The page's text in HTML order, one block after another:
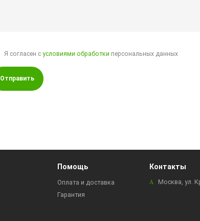
Я согласен сусловиями обработки персональных данных
Отправить
Помощь
Оплата и доставка
Гарантия
Контакты
Москва, ул.